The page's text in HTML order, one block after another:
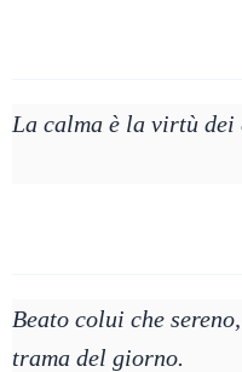
La calma è la virtù dei
Beato colui che
trama del giorno.